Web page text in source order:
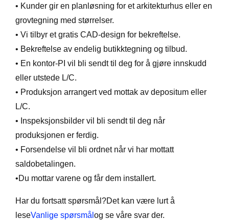
• Kunder gir en planløsning for et arkitekturhus eller en
grovtegning med størrelser.
• Vi tilbyr et gratis CAD-design for bekreftelse.
• Bekreftelse av endelig butikktegning og tilbud.
• En kontor-PI vil bli sendt til deg for å gjøre innskudd
eller utstede L/C.
• Produksjon arrangert ved mottak av depositum eller
L/C.
• Inspeksjonsbilder vil bli sendt til deg når
produksjonen er ferdig.
• Forsendelse vil bli ordnet når vi har mottatt
saldobetalingen.
•Du mottar varene og får dem installert.
Har du fortsatt spørsmål?Det kan være lurt å
leseVanlige spørsmål og se våre svar der.